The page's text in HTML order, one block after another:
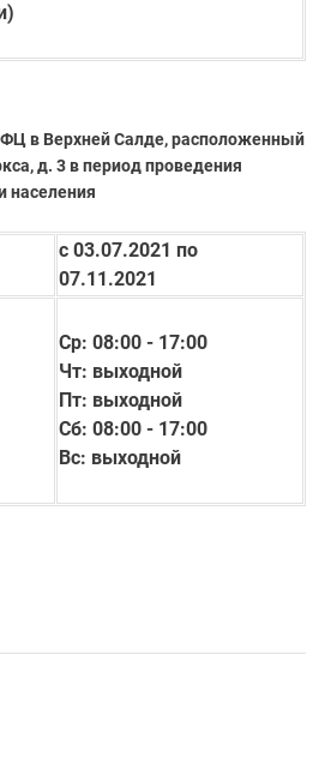
в Верхней Салде, расположенный
д. 3 в период проведения
населения
с 03.07.2021 по
07.11.2021
Ср: 08:00 - 17:00
Чт: выходной
Пт: выходной
Сб: 08:00 - 17:00
Вс: выходной